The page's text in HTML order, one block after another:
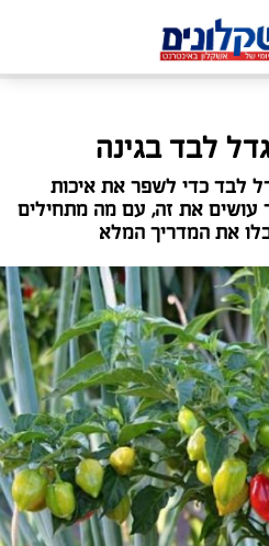
לבד בגינה
לבד כדי לשפר את איכות
עושים את זה, עם מה מתחילים
את המדריך המלא